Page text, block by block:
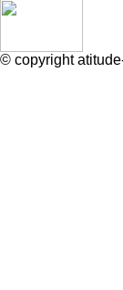
© copyright